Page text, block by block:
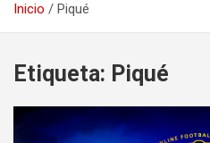
Inicio Piqué
Etiqueta: Piqué